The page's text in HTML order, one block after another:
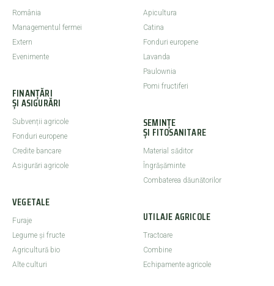
România
Managementul fermei
Extern
Evenimente
FINANȚĂRI
ȘI ASIGURĂRI
Subvenții agricole
Fonduri europene
Credite bancare
Asigurări agricole
VEGETALE
Furaje
Legume şi fructe
Agricultură bio
Alte culturi
Apicultura
Catina
Fonduri europene
Lavanda
Paulownia
Pomi fructiferi
SEMINȚE
ȘI FITOSANITARE
Material săditor
Îngrășăminte
Combaterea dăunătorilor
UTILAJE AGRICOLE
Tractoare
Combine
Echipamente agricole